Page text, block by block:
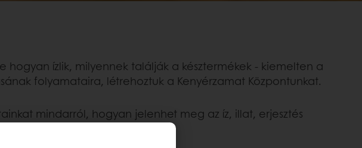
hogyan ízlik, milyennek találják a késztermékek - kiemelten a
folyamataira, létrehoztuk a Kenyérzamat Központunkat.
mindarról, hogyan jelenhet meg az íz, illat, erjesztés
és szerkezetét.